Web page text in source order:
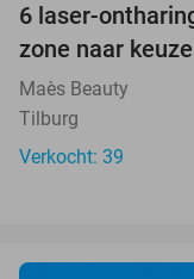
6 laser-
zone naar keuze
Maès Beauty
Tilburg
Verkocht: 39